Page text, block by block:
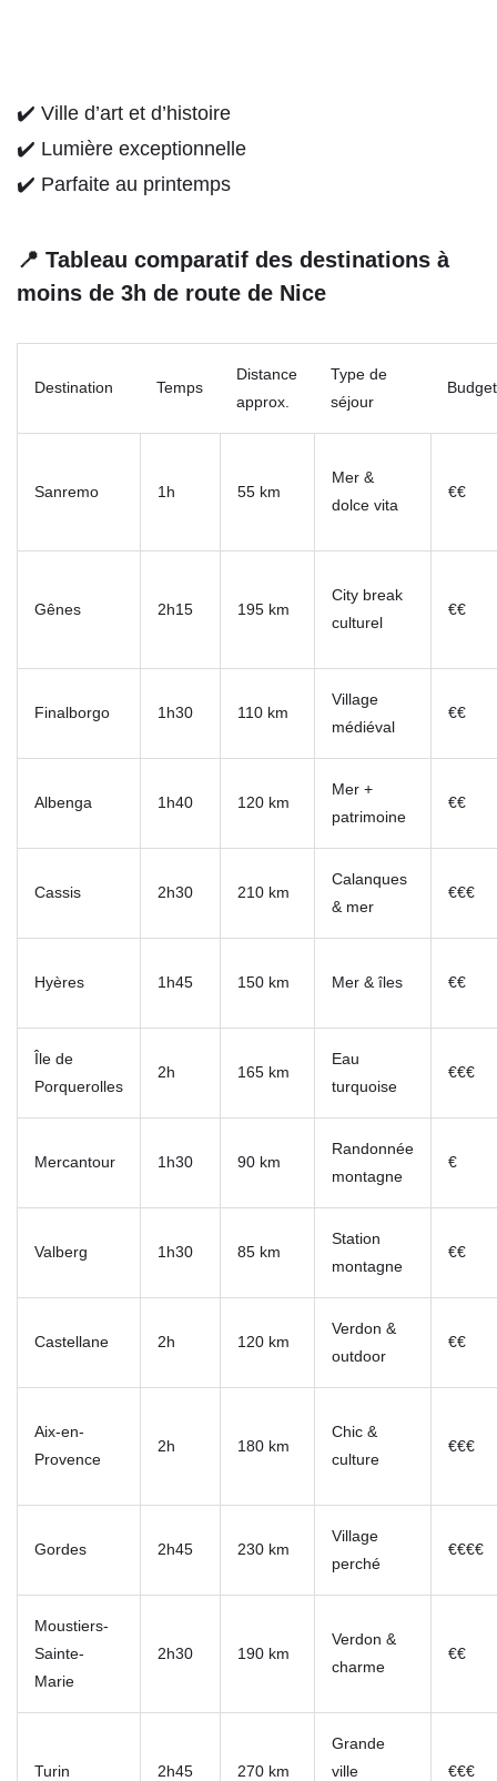
✔️ Ville d’art et d’histoire
✔️ Lumière exceptionnelle
✔️ Parfaite au printemps
📍 Tableau comparatif des destinations à
moins de 3h de route de Nice
Destination Temps
Distance
approx.
Type de
séjour
Budget
Sanremo 1h 55 km
Mer &
dolce vita
€€
Gênes 2h15 195 km
City break
culturel
€€
Finalborgo 1h30 110 km
Village
médiéval
€€
Albenga 1h40 120 km
Mer +
patrimoine
€€
Cassis 2h30 210 km
Calanques
& mer
€€€
Hyères 1h45 150 km Mer & îles €€
Île de
Porquerolles
2h 165 km
Eau
turquoise
€€€
Mercantour 1h30 90 km
Randonnée
montagne
€
Valberg 1h30 85 km
Station
montagne
€€
Castellane 2h 120 km
Verdon &
outdoor
€€
Aix-en-
Provence
2h 180 km
Chic &
culture
€€€
Gordes 2h45 230 km
Village
perché
€€€€
Moustiers-
Sainte-
Marie
2h30 190 km
Verdon &
charme
€€
Turin 2h45 270 km
Grande
ville
€€€